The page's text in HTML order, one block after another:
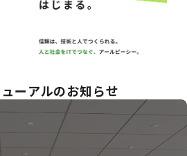
ーアルのお知らせ